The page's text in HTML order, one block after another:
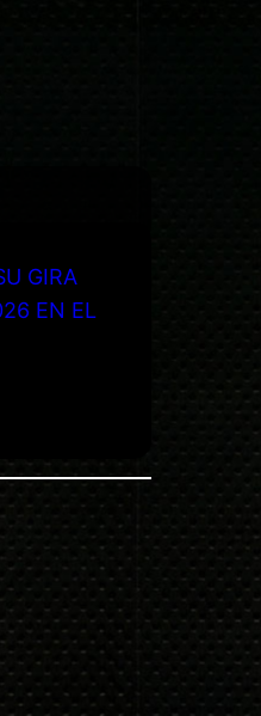
GIRA
EN EL